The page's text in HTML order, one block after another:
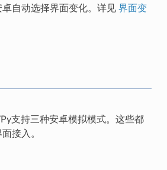
自动选择界面变化。详见 界面变
支持三种安卓模拟模式。这些都
接入。